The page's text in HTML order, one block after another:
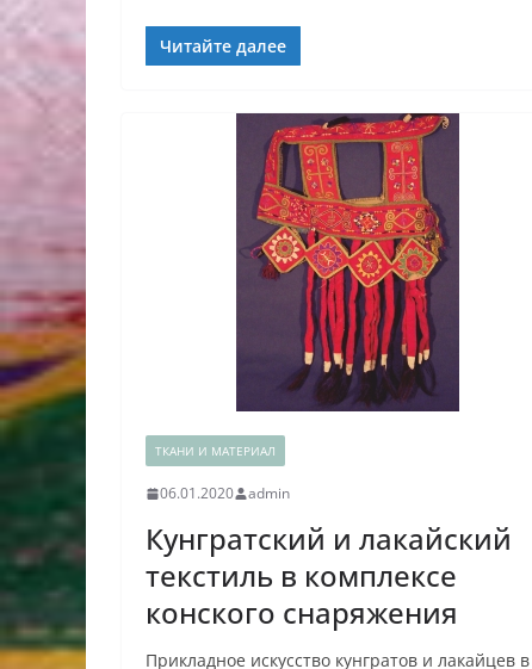
Читайте далее
ТКАНИ И МАТЕРИАЛ
06.01.2020 admin
Кунгратский и лакайский
текстиль в комплексе
конского снаряжения
Прикладное искусство кунгратов и лакайцев в